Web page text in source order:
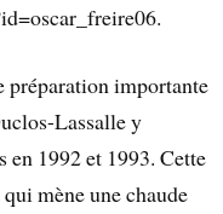
préparation importante
Lassalle y
en 1992 et 1993. Cette
mène une chaude